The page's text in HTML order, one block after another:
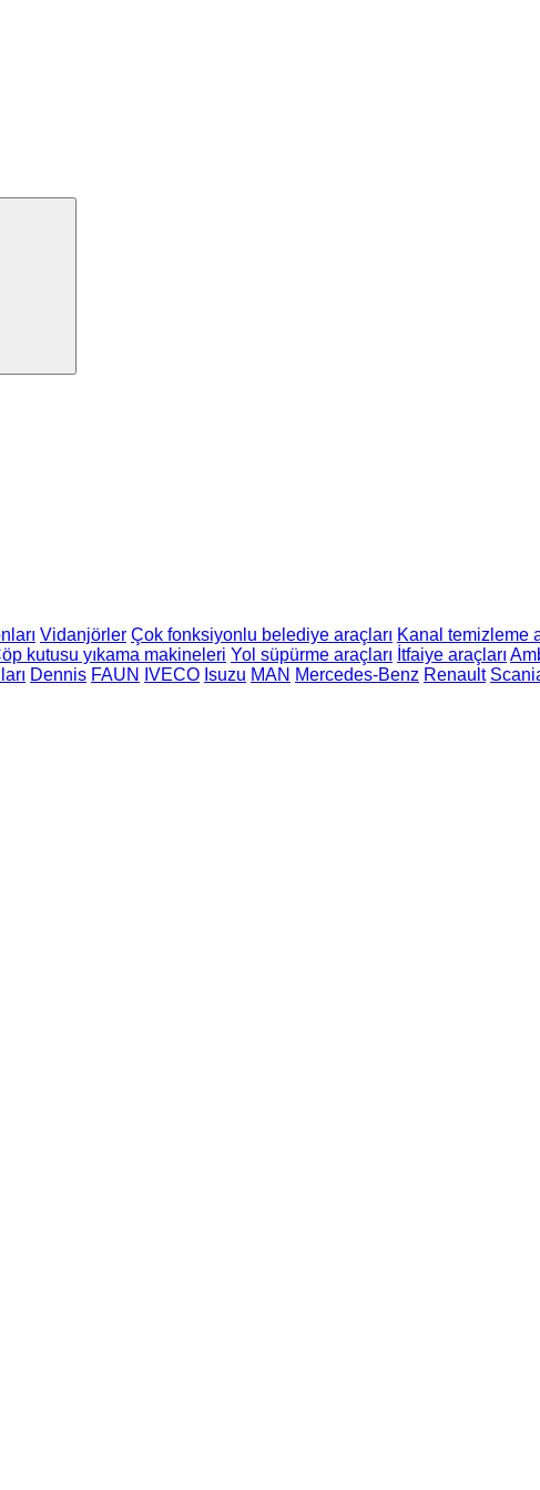
Vidanjörler Çok fonksiyonlu belediye araçları Kanal temizleme
kutusu yıkama makineleri Yol süpürme araçları İtfaiye araçları
Dennis FAUN IVECO Isuzu MAN Mercedes-Benz Renault